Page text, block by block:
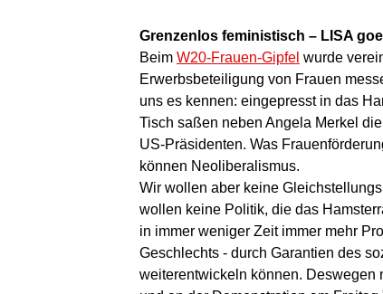
Grenzenlos feministisch – LISA
Beim W20-Frauen-Gipfel wurde
Erwerbsbeteiligung von Frauen
uns es kennen: eingepresst in das
Tisch saßen neben Angela Merkel
US-Präsidenten. Was
können Neoliberalismus.
Wir wollen aber keine
wollen keine Politik, die das
in immer weniger Zeit immer mehr
Geschlechts - durch Garantien des
weiterentwickeln können. Deswegen